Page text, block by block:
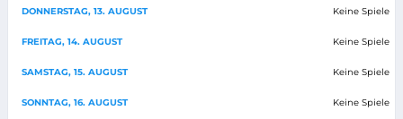
DONNERSTAG, 13. AUGUST Keine Spiele
FREITAG, 14. AUGUST Keine Spiele
SAMSTAG, 15. AUGUST Keine Spiele
SONNTAG, 16. AUGUST Keine Spiele